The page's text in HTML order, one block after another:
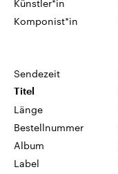
Künstler*in
Komponist*in
Sendezeit
Titel
Länge
Bestellnummer
Album
Label